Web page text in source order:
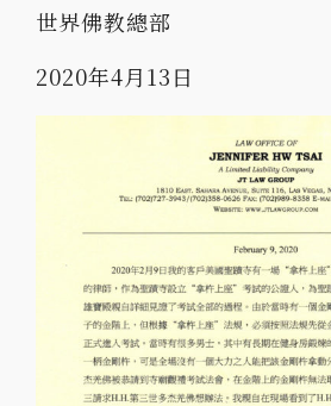
世界佛教總部
2020年4月13日